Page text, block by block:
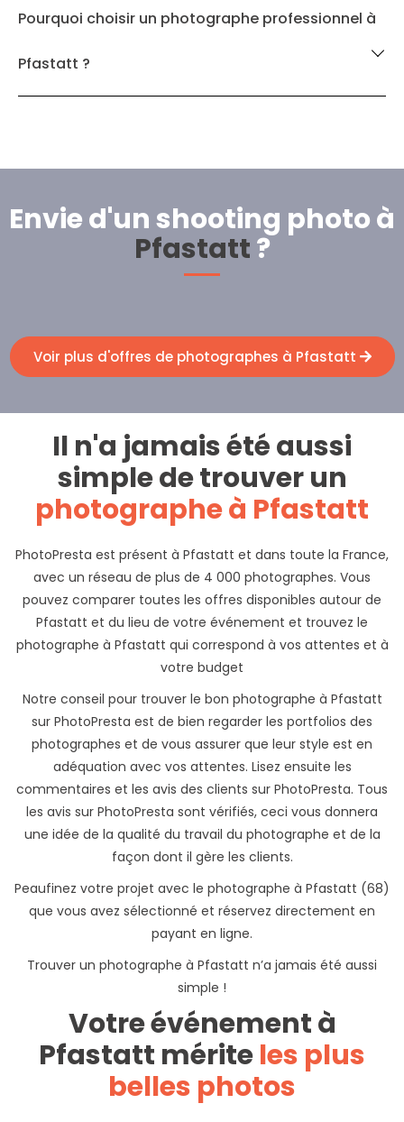
Pourquoi choisir un photographe professionnel à
Pfastatt ?
Envie d'un shooting photo à
Pfastatt?
Voir plus d'offres de photographes à Pfastatt
Il n'a jamais été aussi
simple de trouver un
photographe à Pfastatt
PhotoPresta est présent à Pfastatt et dans toute la France,
avec un réseau de plus de 4 000 photographes. Vous
pouvez comparer toutes les offres disponibles autour de
Pfastatt et du lieu de votre événement et trouvez le
photographe à Pfastatt qui correspond à vos attentes et à
votre budget
Notre conseil pour trouver le bon photographe à Pfastatt
sur PhotoPresta est de bien regarder les portfolios des
photographes et de vous assurer que leur style est en
adéquation avec vos attentes. Lisez ensuite les
commentaires et les avis des clients sur PhotoPresta. Tous
les avis sur PhotoPresta sont vérifiés, ceci vous donnera
une idée de la qualité du travail du photographe et de la
façon dont il gère les clients.
Peaufinez votre projet avec le photographe à Pfastatt (68)
que vous avez sélectionné et réservez directement en
payant en ligne.
Trouver un photographe à Pfastatt n’a jamais été aussi
simple !
Votre événement à
Pfastatt mériteles plus
belles photos